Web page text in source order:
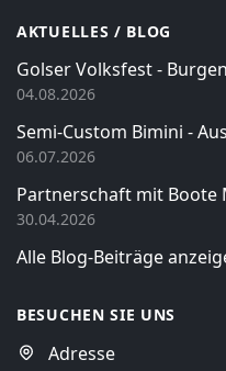
AKTUELLES / BLOG
Golser Volksfest -
04.08.2026
Semi-Custom Bimini -
06.07.2026
Partnerschaft mit Boote
30.04.2026
Alle Blog-Beiträge
BESUCHEN SIE UNS
Adresse